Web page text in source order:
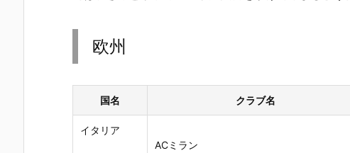
欧州
国名 クラブ名
イタリア
ACミラン